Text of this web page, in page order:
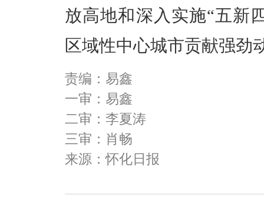
放高地和深入实施“五新
区域性中心城市贡献强劲
责编：易鑫
一审：易鑫
二审：李夏涛
三审：肖畅
来源：怀化日报